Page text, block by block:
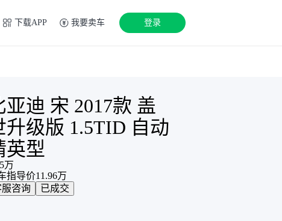
下载APP 我要卖车 登录
亚迪 宋 2017款 盖
升级版 1.5TID 自动
英型
万
指导价11.96万
咨询
已成交